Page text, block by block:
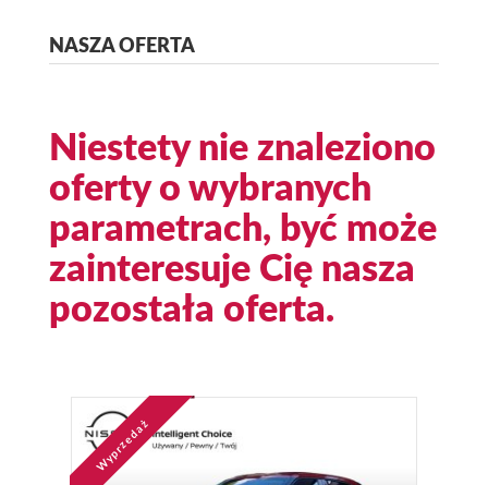
NASZA OFERTA
Niestety nie znaleziono
oferty o wybranych
parametrach, być może
zainteresuje Cię nasza
pozostała oferta.
Wyprzedaż